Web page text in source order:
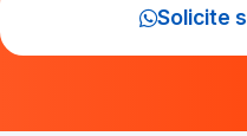
Solicite